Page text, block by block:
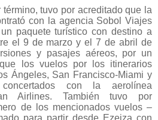
tuvo por acreditado que la
con la agencia Sobol Viajes
paquete turístico con destino a
el 9 de marzo y el 7 de abril de
y pasajes aéreos, por un
los vuelos por los itinerarios
Ángeles, San Francisco-Miami y
concertados con la aerolínea
Airlines. También tuvo por
de los mencionados vuelos –
para partir desde Ezeiza con